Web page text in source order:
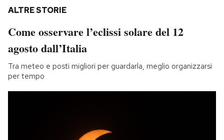
ALTRE STORIE
Come osservare l’eclissi solare del 12
agosto dall’Italia
Tra meteo e posti migliori per guardarla, meglio organizzarsi
per tempo